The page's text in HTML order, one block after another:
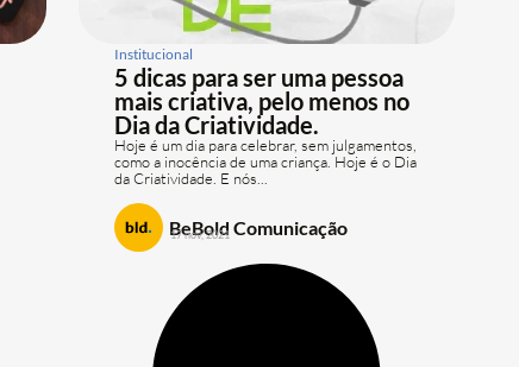
Institucional
5 dicas para ser uma pessoa
mais criativa, pelo menos no
Dia da Criatividade.
Hoje é um dia para celebrar, sem julgamentos,
como a inocência de uma criança. Hoje é o Dia
da Criatividade. E nós...
BeBold Comunicação
17 nov, 2021